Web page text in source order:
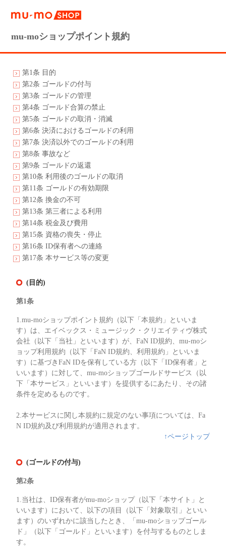
mu-moショップポイント規約
第1条 目的
第2条 ゴールドの付与
第3条 ゴールドの管理
第4条 ゴールド合算の禁止
第5条 ゴールドの取消・消滅
第6条 決済におけるゴールドの利用
第7条 決済以外でのゴールドの利用
第8条 事故など
第9条 ゴールドの返還
第10条 利用後のゴールドの取消
第11条 ゴールドの有効期限
第12条 換金の不可
第13条 第三者による利用
第14条 税金及び費用
第15条 資格の喪失・停止
第16条 ID保有者への連絡
第17条 本サービス等の変更
(目的)
第1条
1.mu-moショップポイント規約（以下「本規約」といいま
す）は、エイベックス・ミュージック・クリエイティヴ株式
会社（以下「当社」といいます）が、FaN ID規約、mu-moシ
ョップ利用規約（以下「FaN ID規約、利用規約」といいま
す）に基づきFaN IDを保有している方（以下「ID保有者」と
いいます）に対して、mu-moショップゴールドサービス（以
下「本サービス」といいます）を提供するにあたり、その諸
条件を定めるものです。
2.本サービスに関し本規約に規定のない事項については、Fa
N ID規約及び利用規約が適用されます。
↑ページトップ
(ゴールドの付与)
第2条
1.当社は、ID保有者がmu-moショップ（以下「本サイト」と
いいます）において、以下の項目（以下「対象取引」といい
ます）のいずれかに該当したとき、「mu-moショップゴール
ド」（以下「ゴールド」といいます）を付与するものとしま
す。